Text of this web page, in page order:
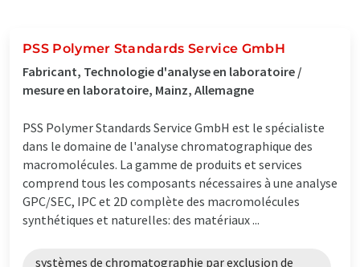
PSS Polymer Standards Service GmbH
Fabricant, Technologie d'analyse en laboratoire /
mesure en laboratoire, Mainz, Allemagne
PSS Polymer Standards Service GmbH est le spécialiste
dans le domaine de l'analyse chromatographique des
macromolécules. La gamme de produits et services
comprend tous les composants nécessaires à une analyse
GPC/SEC, IPC et 2D complète des macromolécules
synthétiques et naturelles: des matériaux ...
systèmes de chromatographie par exclusion de